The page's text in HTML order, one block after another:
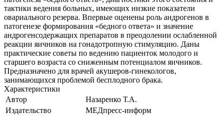
тактики ведения больных, имеющих низкие показатели
овариального резерва. Впервые оценены роль андрогенов в
патогенезе формирования «бедного ответа» и значение
андрогенсодержащих препаратов в преодолении ослабленной
реакции яичников на гонадотропную стимуляцию. Даны
практические советы по ведению пациенток молодого и
старшего возраста со сниженным потенциалом яичников.
Предназначено для врачей акушеров-гинекологов,
занимающихся проблемой бесплодного брака.
Характеристики
Автор
Назаренко Т.А.
Издательство
МЕДпресс-информ